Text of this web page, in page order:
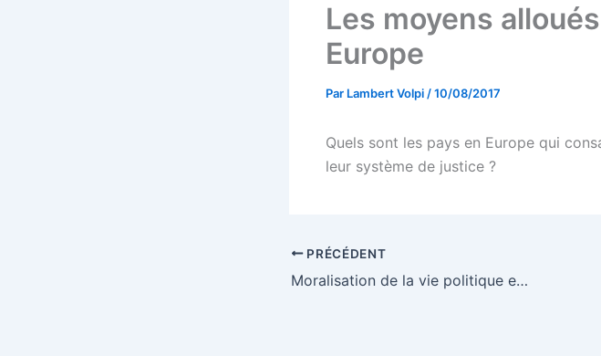
Les moyens
Europe
Par Lambert Volpi /10/08/2017
Quels sont les pays en Europe qui
leur système de justice ?
PRÉCÉDENT
Moralisation de la vie politique en France